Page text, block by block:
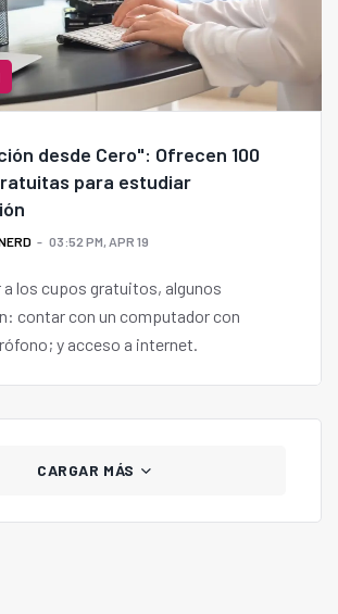
desde Cero": Ofrecen 100
para estudiar
03:52 PM, APR 19
los cupos gratuitos, algunos
contar con un computador con
y acceso a internet.
CARGAR MÁS